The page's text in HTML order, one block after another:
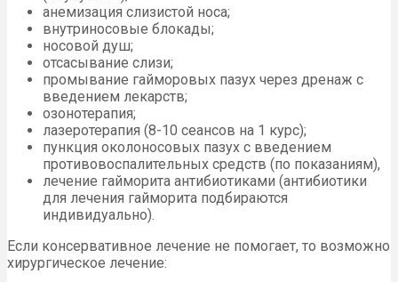
анемизация слизистой носа;
внутриносовые блокады;
носовой душ;
отсасывание слизи;
промывание гайморовых пазух через дренаж с
введением лекарств;
озонотерапия;
лазеротерапия (8-10 сеансов на 1 курс);
пункция околоносовых пазух с введением
противовоспалительных средств (по показаниям),
лечение гайморита антибиотиками (антибиотики
для лечения гайморита подбираются
индивидуально).
Если консервативное лечение не помогает, то возможно
хирургическое лечение: